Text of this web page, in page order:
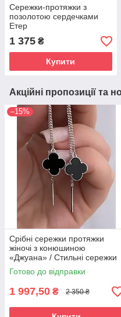
Сережки-протяжки з
позолотою сердечками
Етер
1 375 ₴
Купити
Акційні пропозиції та
–15%
Срібні сережки протяжки
жіночі з конюшиною
«Джуана» / Стильні сережки
продівки / підвіски зі срібла
925 проби
Готово до відправки
1 997,50 ₴ 2 350 ₴